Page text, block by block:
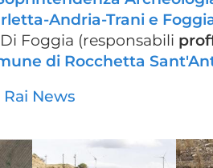
Andria-Trani e
Foggia (responsabili
di Rocchetta
News